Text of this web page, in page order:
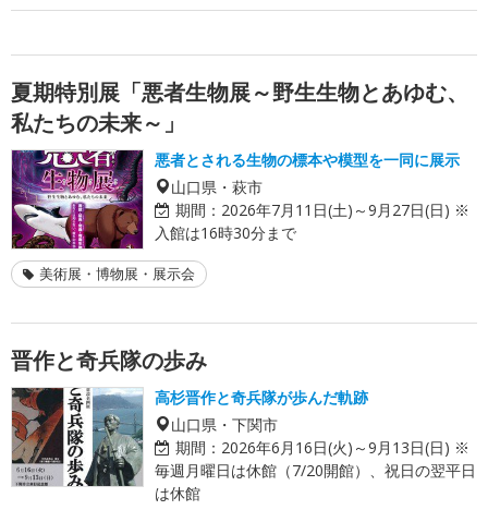
夏期特別展「悪者生物展～野生生物とあゆむ、
私たちの未来～」
悪者とされる生物の標本や模型を一同に展示
山口県・萩市
期間： 2026年7月11日(土)～9月27日(日) ※
入館は16時30分まで
美術展・博物展・展示会
晋作と奇兵隊の歩み
高杉晋作と奇兵隊が歩んだ軌跡
山口県・下関市
期間： 2026年6月16日(火)～9月13日(日) ※
毎週月曜日は休館（7/20開館）、祝日の翌平日
は休館